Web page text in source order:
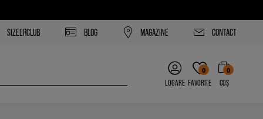
SIZEERCLUB BLOG MAGAZINE CONTACT
LOGARE
0
FAVORITE
0
COȘ